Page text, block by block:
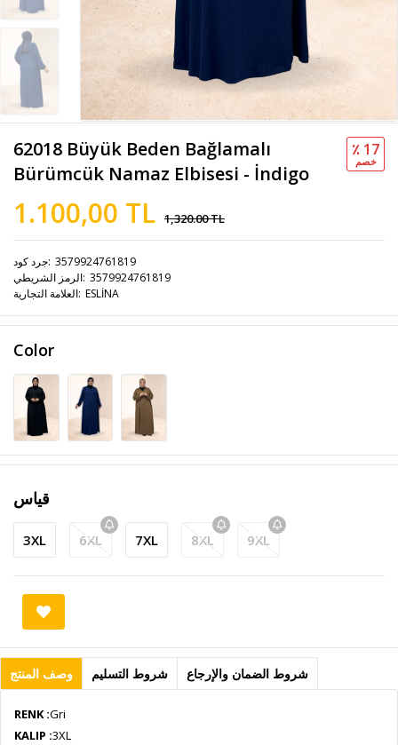
62018 Büyük Beden Bağlamalı
Bürümcük Namaz Elbisesi - İndigo
1.100,00 TL 1,320.00 TL
٪ 17
خصم
جرد كود 3579924761819
الرمز الشريطي 3579924761819
العلامة التجارية ESLİNA
Color
قياس
3XL 6XL 7XL 8XL 9XL
وصف المنتج شروط التسليم شروط الضمان والإرجاع
RENK :Gri
KALIP :3XL